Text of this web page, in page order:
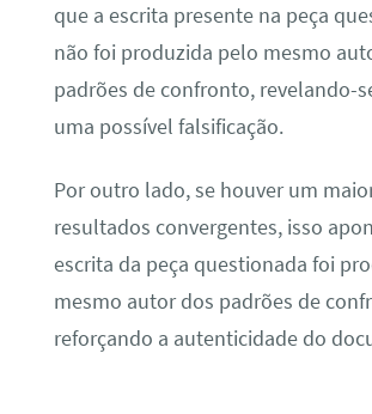
que a escrita presente na peça
não foi produzida pelo mesmo
padrões de confronto, revelando-
uma possível falsificação.
Por outro lado, se houver um
resultados convergentes, isso
escrita da peça questionada foi
mesmo autor dos padrões de
reforçando a autenticidade do